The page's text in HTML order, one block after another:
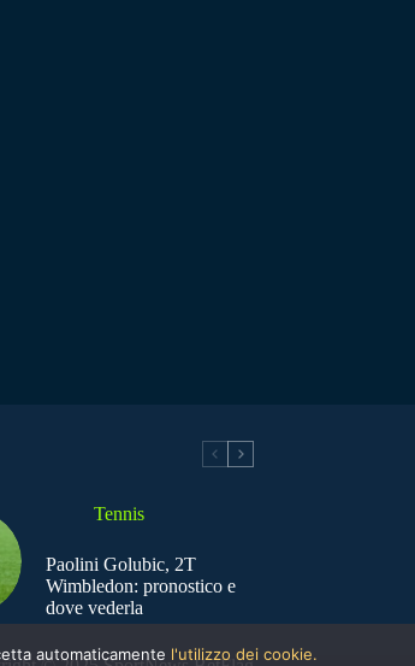
Tennis
Paolini Golubic, 2T
Wimbledon: pronostico e
dove vederla
automaticamente l'utilizzo dei cookie.